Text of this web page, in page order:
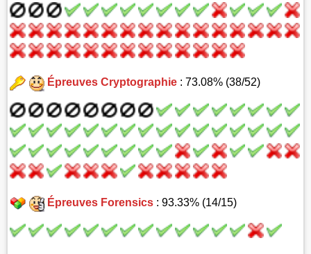
Épreuves Cryptographie: 73.08% (38/52)
Épreuves Forensics: 93.33% (14/15)